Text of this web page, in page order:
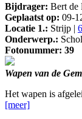
Bijdrager: Bert de
Geplaatst op: 09-
Locatie 1.: Strijp |
Onderwerp.:
Fotonummer: 39
Wapen van de
Het wapen is
[meer]